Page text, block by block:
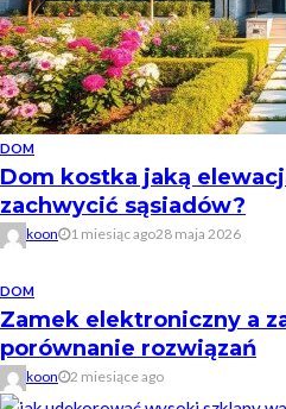
DOM
Dom kostka jaką
zachwycić sąsiadów?
koon 1 miesiąc ago28 maja 2026
DOM
Zamek elektroniczny a
porównanie rozwiązań
koon 2 miesiące ago